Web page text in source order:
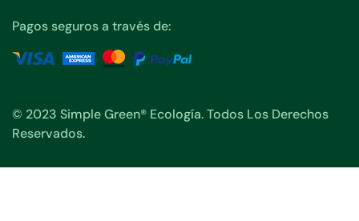
© 2023 Simple Green® Ecología. Todos Los Derechos
Reservados.
Pagos seguros a través de: